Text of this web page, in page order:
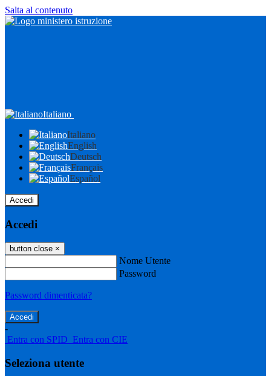
Salta al contenuto
Italiano
Italiano
English
Deutsch
Français
Español
Accedi
Accedi
button close ×
Nome Utente
Password
Password dimenticata?
-
Entra con SPID Entra con CIE
Seleziona utente